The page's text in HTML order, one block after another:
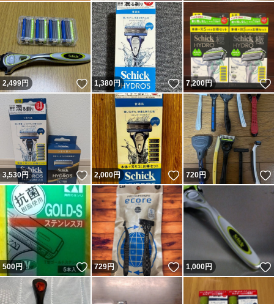
2,499円 いいね！
1,380円 いいね！
7,200円
3,530円 いいね！
2,000円 いいね！
720円
500円 いいね！
729円 いいね！
1,000円